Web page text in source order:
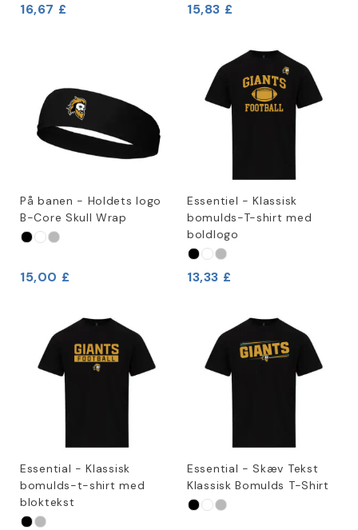
16,67 £ 15,83 £
På banen - Holdets logo
B-Core Skull Wrap
15,00 £
Essentiel - Klassisk
bomulds-T-shirt med
boldlogo
13,33 £
Essential - Klassisk
bomulds-t-shirt med
bloktekst
Essential - Skæv Tekst
Klassisk Bomulds T-Shirt